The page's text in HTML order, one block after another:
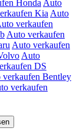
Honda Auto
Kia Auto
verkaufen
Auto verkaufen
Auto verkaufen
Auto
DS
verkaufen Bentley
verkaufen